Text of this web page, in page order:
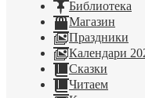
Библиотека
Магазин
Праздники
Календари
Сказки
Читаем